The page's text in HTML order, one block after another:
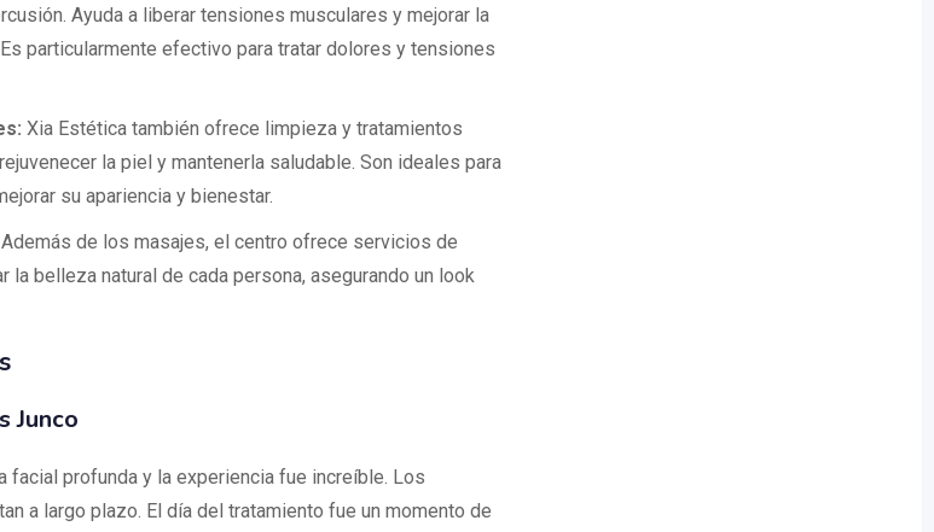
Ayuda a liberar tensiones musculares y mejorar la
particularmente efectivo para tratar dolores y tensiones
Xia Estética también ofrece limpieza y tratamientos
la piel y mantenerla saludable. Son ideales para
su apariencia y bienestar.
Además de los masajes, el centro ofrece servicios de
la belleza natural de cada persona, asegurando un look
Junco
facial profunda y la experiencia fue increíble. Los
a largo plazo. El día del tratamiento fue un momento de